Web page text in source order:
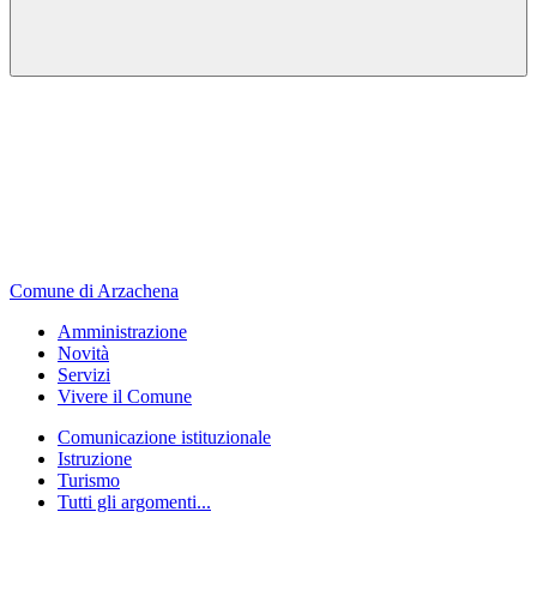
Comune di Arzachena
Amministrazione
Novità
Servizi
Vivere il Comune
Comunicazione istituzionale
Istruzione
Turismo
Tutti gli argomenti...